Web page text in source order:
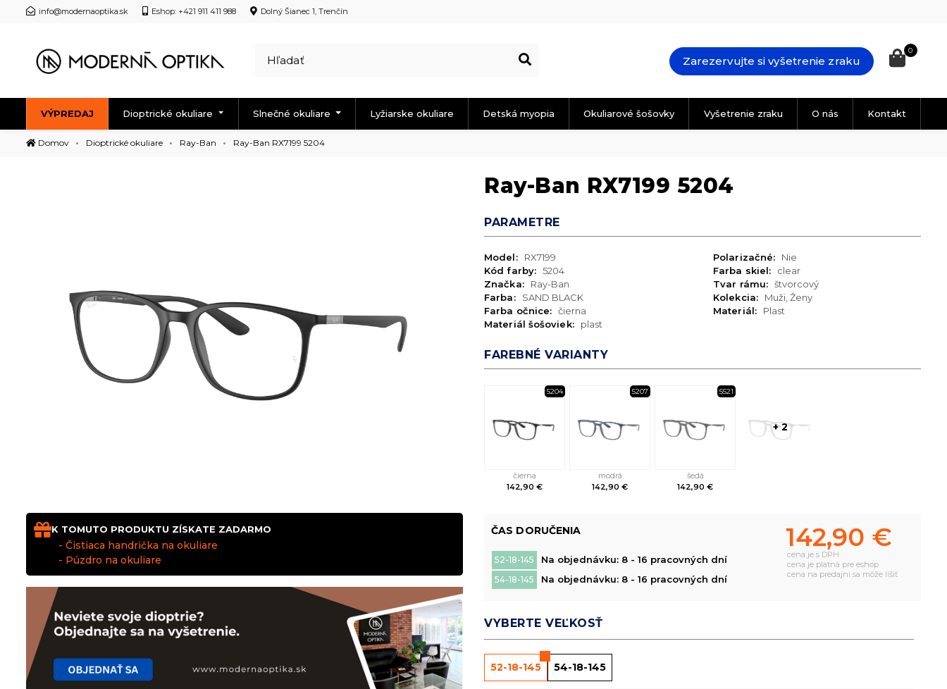
info@modernaoptika.sk Eshop: +421 911 411 988 Dolný Šianec 1, Trenčín
Zarezervujte si vyšetrenie zraku
0
VÝPREDAJ Dioptrické okuliare Slnečné okuliare Lyžiarske okuliare Detská myopia Okuliarové šošovky Vyšetrenie zraku O nás Kontakt
Domov Dioptrické okuliare Ray-Ban Ray-Ban RX7199 5204
K TOMUTO PRODUKTU ZÍSKATE ZADARMO
- Čistiaca handrička na okuliare
- Púzdro na okuliare
Ray-Ban RX7199 5204
PARAMETRE
Model:
RX7199
Kód farby: 5204
Značka:
Ray-Ban
Farba:
SAND BLACK
Farba očnice: čierna
Materiál šošoviek:
plast
Polarizačné:
Nie
Farba skiel:
clear
Tvar rámu: štvorcový
Kolekcia:
Muži, Ženy
Materiál:
Plast
FAREBNÉ VARIANTY
5204
čierna
142,90 €
5207
modrá
142,90 €
5521
šedá
142,90 €
+ 2
ČAS DORUČENIA
52-18-145 Na objednávku: 8 - 16 pracovných dní
54-18-145 Na objednávku: 8 - 16 pracovných dní
142,90 €
cena je s DPH
cena je platná pre eshop
cena na predajni sa môže líšiť
VYBERTE VEĽKOSŤ
52-18-145 54-18-145